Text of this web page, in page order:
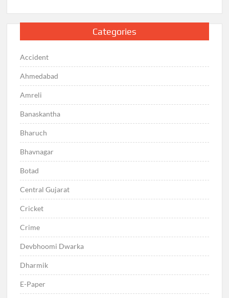
Categories
Accident
Ahmedabad
Amreli
Banaskantha
Bharuch
Bhavnagar
Botad
Central Gujarat
Cricket
Crime
Devbhoomi Dwarka
Dharmik
E-Paper